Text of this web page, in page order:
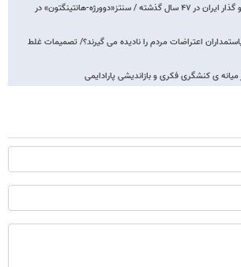
روش های نجات و گذار ایران در ۴۷ سال گذشته / سنتز«دوورژه-هانتینگتون» در
اعتراضات مردم را نادیده می گیرند؟/ تصمیمات غلط
ی کنشگری فکری و بازاندیشی پارادایمی